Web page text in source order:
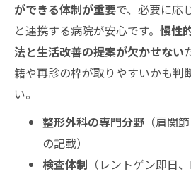
ができる体制が重要で、必要に応
と連携する病院が安心です。 慢性
法と生活改善の提案が欠かせない
籍や再診の枠が取りやすいかも判
い。
整形外科の専門分野 （肩関
の記載）
検査体制 （レントゲン即日